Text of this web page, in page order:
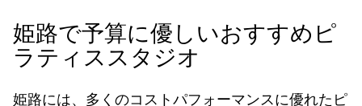
姫路で予算に優しいおすすめピ
ラティススタジオ
姫路には、多くのコストパフォーマンスに優れたピ